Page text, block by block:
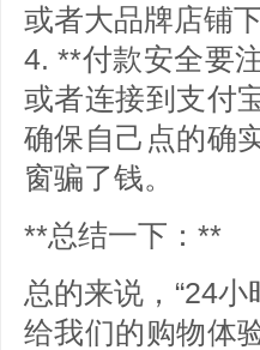
或者大品牌店铺下
4. **付款安全要
或者连接到支付
确保自己点的确
窗骗了钱。
**总结一下：**
总的来说，“24
给我们的购物体